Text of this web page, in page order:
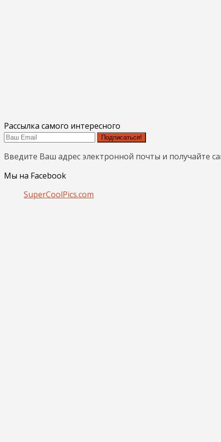
Рассылка самого интересного
Подписаться!
Введите Ваш адрес электронной почты и получайте
Мы на Facebook
SuperCoolPics.com